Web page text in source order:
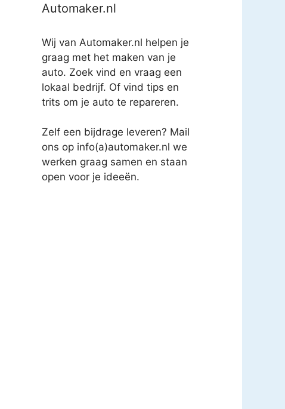
Automaker.nl
Wij van Automaker.nl helpen je
graag met het maken van je
auto. Zoek vind en vraag een
lokaal bedrijf. Of vind tips en
trits om je auto te repareren.
Zelf een bijdrage leveren? Mail
ons op info(a)automaker.nl we
werken graag samen en staan
open voor je ideeën.